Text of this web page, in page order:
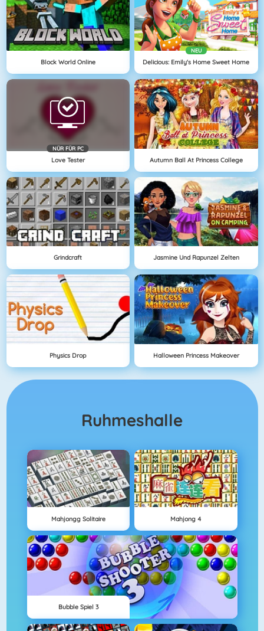
Block World Online
NEU
Delicious: Emily's Home Sweet Home
NÜR FÜR PC
Love Tester Autumn Ball At Princess College
Grindcraft Jasmine Und Rapunzel Zelten
Physics Drop Halloween Princess Makeover
Ruhmeshalle
Mahjongg Solitaire Mahjong 4
Bubble Spiel 3